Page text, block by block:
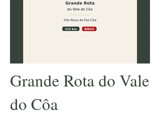
Grande Rota do Vale
do Côa